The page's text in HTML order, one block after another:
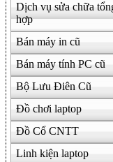
Dịch vụ sửa chữa
hợp
Bán máy in cũ
Bán máy tính PC cũ
Bộ Lưu Điên Cũ
Đồ chơi laptop
Đồ Cổ CNTT
Linh kiện laptop